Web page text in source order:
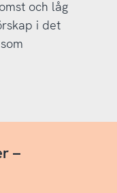
och låg
i det
–